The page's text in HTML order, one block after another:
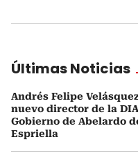
Últimas Noticias
Andrés Felipe
nuevo director de la
Gobierno de Abelardo
Espriella